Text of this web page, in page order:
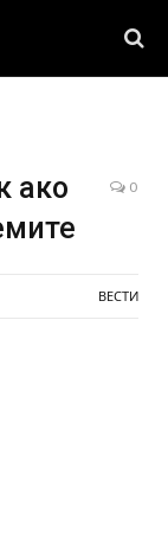
ако
0
ВЕСТИ